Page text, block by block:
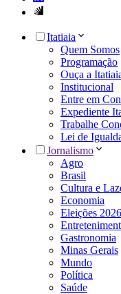
Itatiaia
Quem Somos
Programação
Ouça a
Institucional
Entre em
Expediente
Trabalhe
Lei de
Jornalismo
Agro
Brasil
Cultura e
Economia
Eleições 2026
Gastronomia
Minas Gerais
Mundo
Política
Saúde